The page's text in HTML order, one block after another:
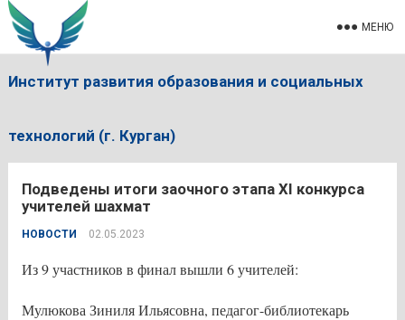
Институт развития образования и социальных
технологий (г. Курган)
МЕНЮ
Подведены итоги заочного этапа ХI конкурса
учителей шахмат
НОВОСТИ 02.05.2023
Из 9 участников в финал вышли 6 учителей:
Мулюкова Зиниля Ильясовна, педагог-библиотекарь